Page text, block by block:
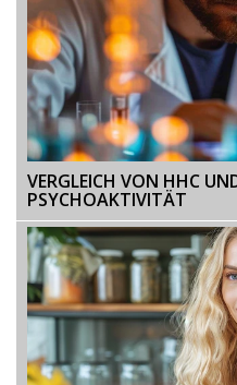
VERGLEICH VON HHC
PSYCHOAKTIVITÄT